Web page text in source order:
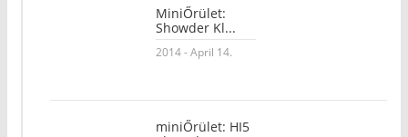
MiniŐrület:
Showder Kl...
2014 - April 14.
miniŐrület: HI5